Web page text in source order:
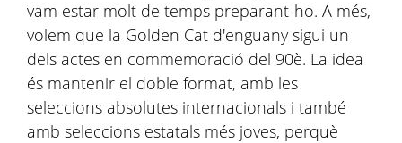
vam estar molt de temps preparant-ho. A més,
volem que la Golden Cat d'enguany sigui un
dels actes en commemoració del 90è. La idea
és mantenir el doble format, amb les
seleccions absolutes internacionals i també
amb seleccions estatals més joves, perquè